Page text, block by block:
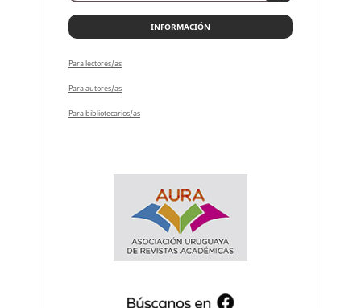
INFORMACIÓN
Para lectores/as
Para autores/as
Para bibliotecarios/as